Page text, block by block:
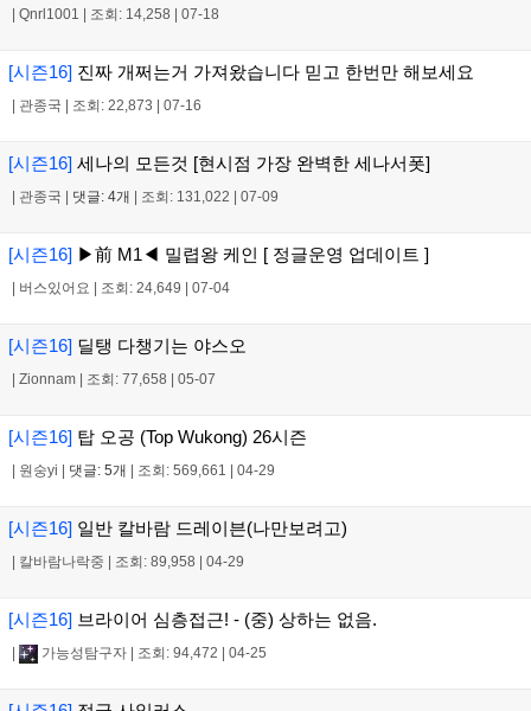
Qnrl1001 조회: 14,258 07-18
[시즌16] 진짜 개쩌는거 가져왔습니다 믿고 한번만 해보세요
관종국 조회: 22,873 07-16
[시즌16] 세나의 모든것 [현시점 가장 완벽한 세나서폿]
관종국 댓글: 4개 조회: 131,022 07-09
[시즌16] ▶前 M1◀ 밀렵왕 케인 [ 정글운영 업데이트 ]
버스있어요 조회: 24,649 07-04
[시즌16] 딜탱 다챙기는 야스오
Zionnam 조회: 77,658 05-07
[시즌16] 탑 오공 (Top Wukong) 26시즌
원숭yi 댓글: 5개 조회: 569,661 04-29
[시즌16] 일반 칼바람 드레이븐(나만보려고)
칼바람나락중 조회: 89,958 04-29
[시즌16] 브라이어 심층접근! - (중) 상하는 없음.
가능성탐구자 조회: 94,472 04-25